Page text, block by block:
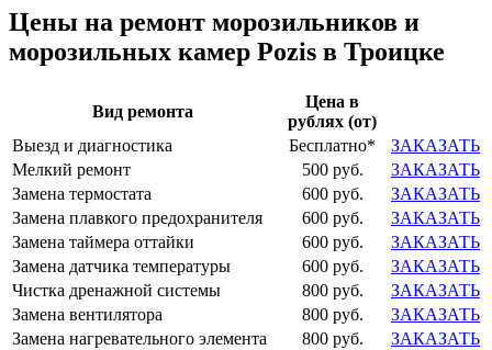
Цены на ремонт морозильников и
морозильных камер Pozis в Троицке
Вид ремонта
Цена в
рублях (от)
Выезд и диагностика
Бесплатно*
ЗАКАЗАТЬ
Мелкий ремонт
500 руб.
ЗАКАЗАТЬ
Замена термостата
600 руб.
ЗАКАЗАТЬ
Замена плавкого предохранителя
600 руб.
ЗАКАЗАТЬ
Замена таймера оттайки
600 руб.
ЗАКАЗАТЬ
Замена датчика температуры
600 руб.
ЗАКАЗАТЬ
Чистка дренажной системы
800 руб.
ЗАКАЗАТЬ
Замена вентилятора
800 руб.
ЗАКАЗАТЬ
Замена нагревательного элемента
800 руб. ЗАКАЗАТЬ